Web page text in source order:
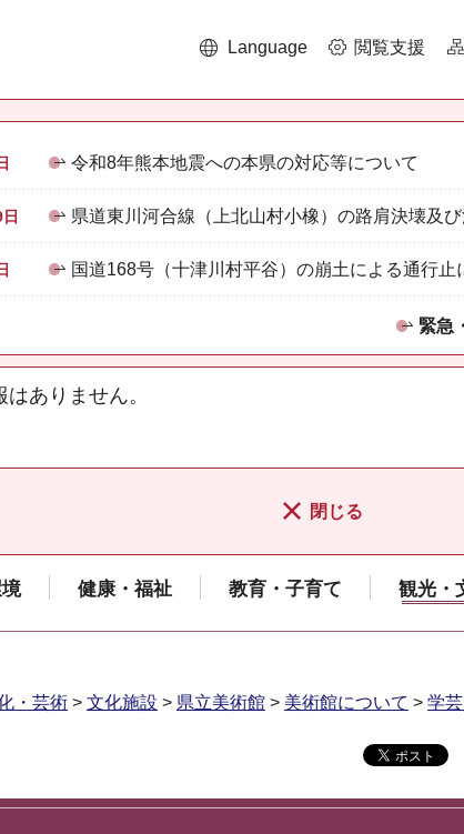
Language 閲覧支援
令和8年熊本地震への本県の対応等について
県道東川河合線（上北山村小橡）の路肩決壊及
国道168号（十津川村平谷）の崩土による通行止
緊急
ありません。
閉じる
健康・福祉 教育・子育て 観光・
・芸術 > 文化施設 > 県立美術館 > 美術館について > 学